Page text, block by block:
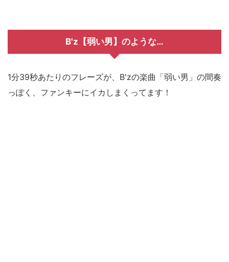
B'z【弱い男】のような…
1分39秒あたりのフレーズが、B'zの楽曲「弱い男」の間奏
っぽく、ファンキーにイカしまくってます！